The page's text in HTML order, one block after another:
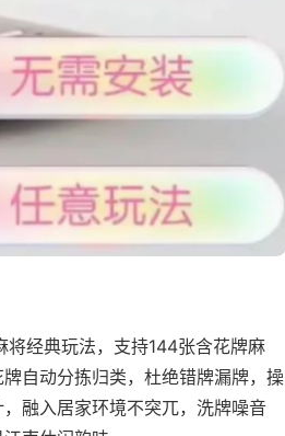
将经典玩法，支持144张含花牌麻
自动分拣归类，杜绝错牌漏牌，操
融入居家环境不突兀，洗牌噪音